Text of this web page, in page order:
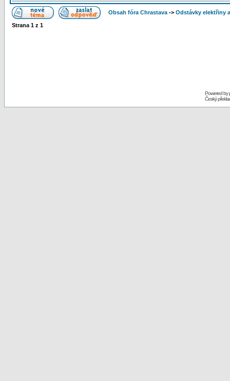
Obsah fóra Chrastava -> Odstávky elektřiny
Strana 1 z 1
Powered by
Český